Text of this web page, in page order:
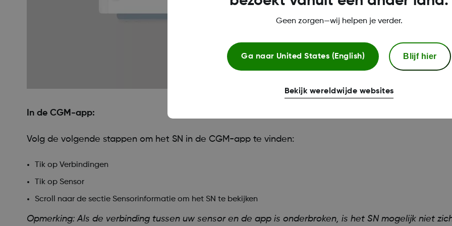
In de CGM-app:
Volg de volgende stappen om het SN in de CGM-app te vinden:
Tik op Verbindingen
Tik op Sensor
Scroll naar de sectie Sensorinformatie om het SN te bekijken
Opmerking: Als de verbinding tussen uw sensor en de app is onderbroken, is het SN mogelijk niet
Geen zorgen—wij helpen je verder.
Ga naar United States (English) Blijf hier
Bekijk wereldwijde websites